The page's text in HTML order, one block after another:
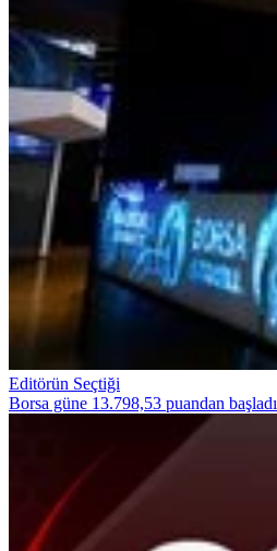
Editörün Seçtiği
Borsa güne 13.798,53 puandan başladı